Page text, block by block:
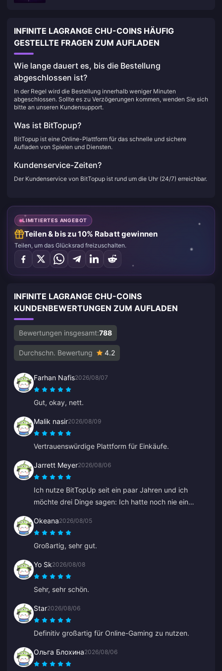
INFINITE LAGRANGE CHU-COINS HÄUFIG
GESTELLTE FRAGEN ZUM AUFLADEN
Wie lange dauert es, bis die Bestellung
abgeschlossen ist?
In der Regel wird die Bestellung innerhalb weniger Minuten
abgeschlossen. Sollte es zu Verzögerungen kommen, wenden Sie sich
bitte an unseren Kundensupport.
Was ist BitTopup?
BitTopup ist eine Online-Plattform für das schnelle und sichere
Aufladen von Spielen und Diensten.
Kundenservice-Zeiten?
Der Kundenservice von BitTopup ist rund um die Uhr (24/7) erreichbar.
LIMITIERTES ANGEBOT
Teilen & bis zu 10% Rabatt gewinnen
Teilen, um das Glücksrad freizuschalten.
INFINITE LAGRANGE CHU-COINS
KUNDENBEWERTUNGEN ZUM AUFLADEN
Bewertungen insgesamt:788
Durchschn. Bewertung 4.2
Farhan Nafis2026/08/07
Gut, okay, nett.
Malik nasir2026/08/09
Vertrauenswürdige Plattform für Einkäufe.
Jarrett Meyer2026/08/06
Ich nutze BitTopUp seit ein paar Jahren und ich
möchte drei Dinge sagen: Ich hatte noch nie ein
schlägt alles andere, was ich ausprobiert habe; und
es ist unglaublich einfach, ein paar Klicks und schon
kann es losgehen. Es macht das Leben leichter.
Okeana2026/08/05
Großartig, sehr gut.
Yo Sk2026/08/08
Sehr, sehr schön.
Star2026/08/06
Definitiv großartig für Online-Gaming zu nutzen.
Ольга Блохина2026/08/06